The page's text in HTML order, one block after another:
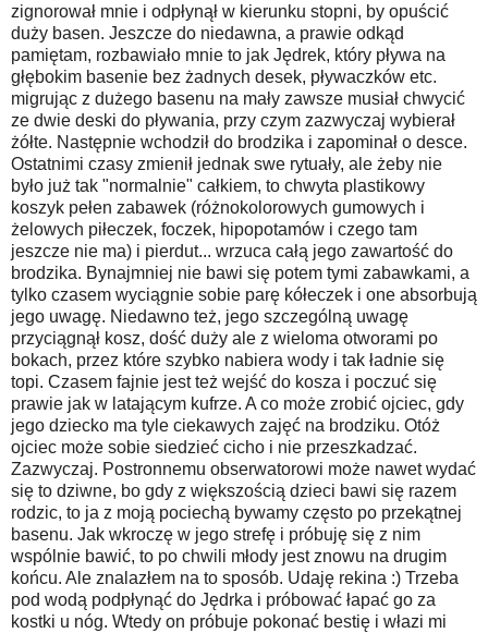
zignorował mnie i odpłynął w kierunku stopni, by opuścić
duży basen. Jeszcze do niedawna, a prawie odkąd
pamiętam, rozbawiało mnie to jak Jędrek, który pływa na
głębokim basenie bez żadnych desek, pływaczków etc.
migrując z dużego basenu na mały zawsze musiał chwycić
ze dwie deski do pływania, przy czym zazwyczaj wybierał
żółte. Następnie wchodził do brodzika i zapominał o desce.
Ostatnimi czasy zmienił jednak swe rytuały, ale żeby nie
było już tak "normalnie" całkiem, to chwyta plastikowy
koszyk pełen zabawek (różnokolorowych gumowych i
żelowych piłeczek, foczek, hipopotamów i czego tam
jeszcze nie ma) i pierdut... wrzuca całą jego zawartość do
brodzika. Bynajmniej nie bawi się potem tymi zabawkami, a
tylko czasem wyciągnie sobie parę kółeczek i one absorbują
jego uwagę. Niedawno też, jego szczególną uwagę
przyciągnął kosz, dość duży ale z wieloma otworami po
bokach, przez które szybko nabiera wody i tak ładnie się
topi. Czasem fajnie jest też wejść do kosza i poczuć się
prawie jak w latającym kufrze. A co może zrobić ojciec, gdy
jego dziecko ma tyle ciekawych zajęć na brodziku. Otóż
ojciec może sobie siedzieć cicho i nie przeszkadzać.
Zazwyczaj. Postronnemu obserwatorowi może nawet wydać
się to dziwne, bo gdy z większością dzieci bawi się razem
rodzic, to ja z moją pociechą bywamy często po przekątnej
basenu. Jak wkroczę w jego strefę i próbuję się z nim
wspólnie bawić, to po chwili młody jest znowu na drugim
końcu. Ale znalazłem na to sposób. Udaję rekina :) Trzeba
pod wodą podpłynąć do Jędrka i próbować łapać go za
kostki u nóg. Wtedy on próbuje pokonać bestię i włazi mi